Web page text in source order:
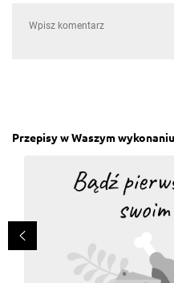
Przepisy w Waszym wykonaniu